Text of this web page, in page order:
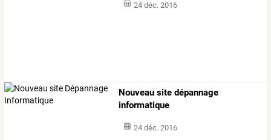
24 déc. 2016
Nouveau site dépannage
informatique
24 déc. 2016